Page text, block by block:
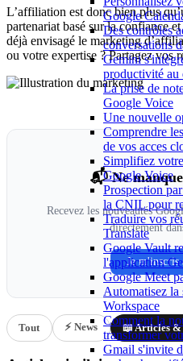
Google
Des contrôles
conversations
Gemini
productivité au
La prise de
Google Voice
Une nouvelle
Comprendre
de vos acces
Simplifiez
Google Voice
Prospection
la CNIL pour
Traduire vos
Translate
Google Vault
l'application
Google Meet
Automatisez la
Workspace
Comment la
transformer
Gmail s'invite
L’affiliation est donc bien plus
partenariat basé sur la confiance
déjà envisagé le marketing
ou votre expertise ? Partagez vos
📬 Ne
Recevez les nouveautés
directement
Je m'inscris
Tout ⚡ News 📖 Articles &